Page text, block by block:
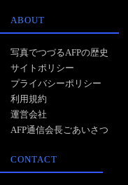
ABOUT
写真でつづるAFPの歴史
サイトポリシー
プライバシーポリシー
利用規約
運営会社
AFP通信会長ごあいさつ
CONTACT